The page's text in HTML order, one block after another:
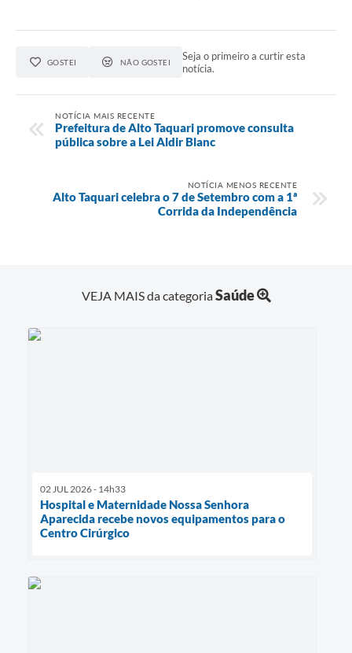
GOSTEI NÃO GOSTEI
Seja o primeiro a curtir esta
notícia.
NOTÍCIA MAIS RECENTE
Prefeitura de Alto Taquari promove consulta
pública sobre a Lei Aldir Blanc
NOTÍCIA MENOS RECENTE
Alto Taquari celebra o 7 de Setembro com a 1ª
Corrida da Independência
VEJA MAIS da categoriaSaúde
02 JUL 2026 - 14h33
Hospital e Maternidade Nossa Senhora
Aparecida recebe novos equipamentos para o
Centro Cirúrgico